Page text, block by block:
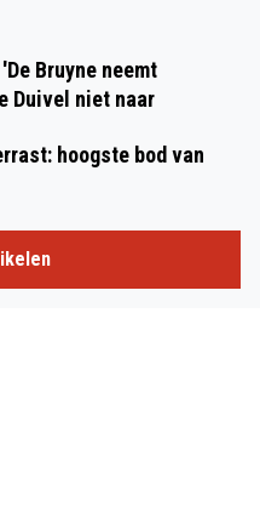
Bruyne neemt
Duivel niet naar
hoogste bod van